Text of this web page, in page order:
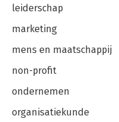
leiderschap
marketing
mens en maatschappij
non-profit
ondernemen
organisatiekunde